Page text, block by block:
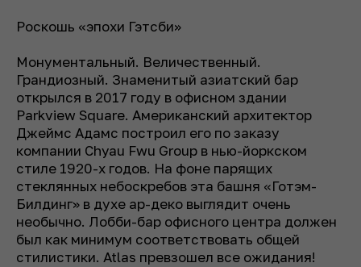
Роскошь «эпохи Гэтсби»
Монументальный. Величественный.
Грандиозный. Знаменитый азиатский бар
открылся в 2017 году в офисном здании
Parkview Square. Американский архитектор
Джеймс Адамс построил его по заказу
компании Chyau Fwu Group в нью-йоркском
стиле 1920-х годов. На фоне парящих
стеклянных небоскребов эта башня «Готэм-
Билдинг» в духе ар-деко выглядит очень
необычно. Лобби-бар офисного центра должен
был как минимум соответствовать общей
стилистики. Atlas превзошел все ожидания!